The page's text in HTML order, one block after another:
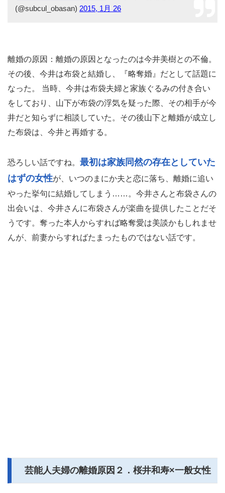
(@subcul_obasan) 2015, 1月 26
離婚の原因：離婚の原因となったのは今井美樹との不倫。
その後、今井は布袋と結婚し、『略奪婚』だとして話題に
なった。 当時、今井は布袋夫婦と家族ぐるみの付き合い
をしており、山下が布袋の浮気を疑った際、その相手が今
井だと知らずに相談していた。その後山下と離婚が成立し
た布袋は、今井と再婚する。
恐ろしい話ですね。 最初は家族同然の存在としていた
はずの女性が、いつのまにか夫と恋に落ち、離婚に追い
やった挙句に結婚してしまう……。今井さんと布袋さんの
出会いは、今井さんに布袋さんが楽曲を提供したことだそ
うです。奪った本人からすれば略奪愛は美談かもしれませ
んが、前妻からすればたまったものではない話です。
芸能人夫婦の離婚原因２．桜井和寿×一般女性